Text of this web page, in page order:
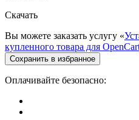
Скачать
Вы можете заказать услугу «
купленного товара для
Сохранить в избранное
Оплачивайте безопасно: